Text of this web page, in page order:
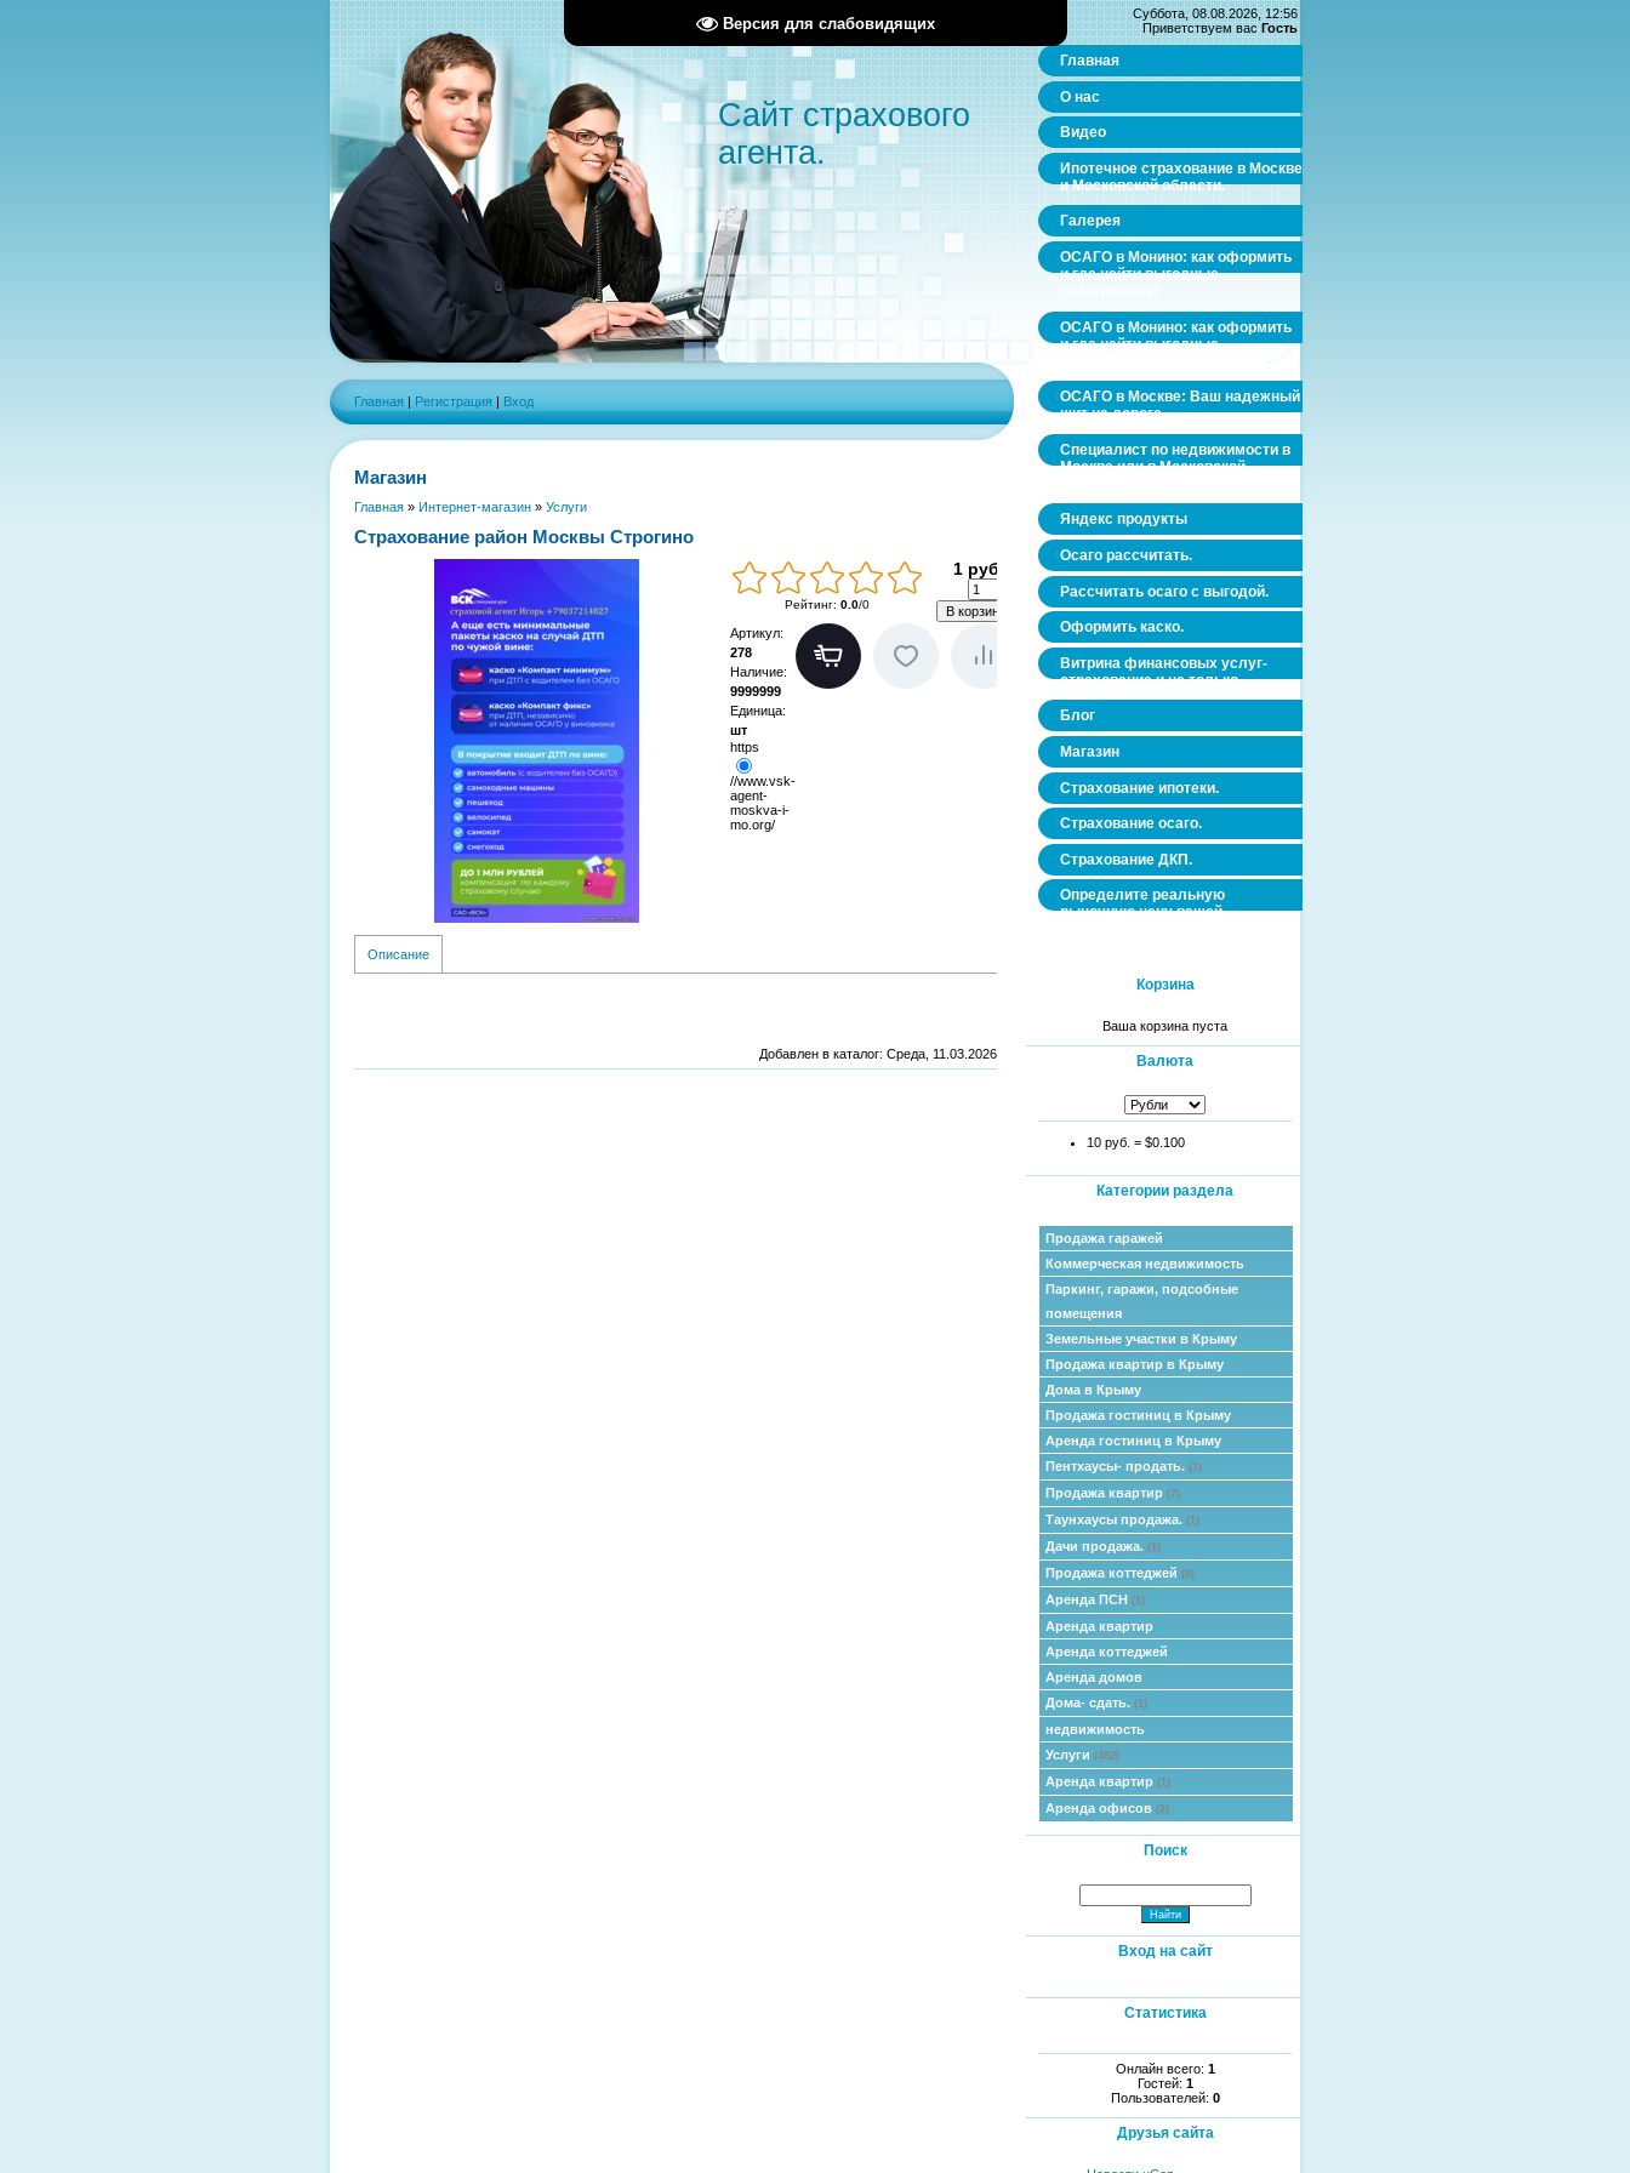
Версия для слабовидящих
Сайт страхового
агента.
Главная | Регистрация | Вход
Магазин
Главная » Интернет-магазин » Услуги
Страхование район Москвы Строгино
Рейтинг: 0.0/0
1 руб.
Артикул:
278
Наличие:
9999999
Единица:
шт
https
//www.vsk-
agent-
moskva-i-
mo.org/
Описание
Добавлен в каталог: Среда, 11.03.2026
Суббота, 08.08.2026, 12:56
Приветствуем вас Гость
Главная
О нас
Видео
Ипотечное страхование в Москве
и Московской области.
Галерея
ОСАГО в Монино: как оформить
и где найти выгодные
ОСАГО в Монино: как оформить
и где найти выгодные
ОСАГО в Москве: Ваш надежный
щит на дороге
Специалист по недвижимости в
Москве или в Московской
Яндекс продукты
Осаго рассчитать.
Рассчитать осаго с выгодой.
Оформить каско.
Витрина финансовых услуг-
страхование и не только.
Блог
Магазин
Страхование ипотеки.
Страхование осаго.
Страхование ДКП.
Определите реальную
рыночную цену вашей
Корзина
Ваша корзина пуста
Валюта
10 руб. = $0.100
Категории раздела
Продажа гаражей
Коммерческая недвижимость
Паркинг, гаражи, подсобные
помещения
Земельные участки в Крыму
Продажа квартир в Крыму
Дома в Крыму
Продажа гостиниц в Крыму
Аренда гостиниц в Крыму
Пентхаусы- продать. (1)
Продажа квартир (7)
Таунхаусы продажа. (1)
Дачи продажа. (1)
Продажа коттеджей (8)
Аренда ПСН (1)
Аренда квартир
Аренда коттеджей
Аренда домов
Дома- сдать. (1)
недвижимость
Услуги (482)
Аренда квартир (1)
Аренда офисов (2)
Поиск
Вход на сайт
Статистика
Онлайн всего: 1
Гостей: 1
Пользователей: 0
Друзья сайта